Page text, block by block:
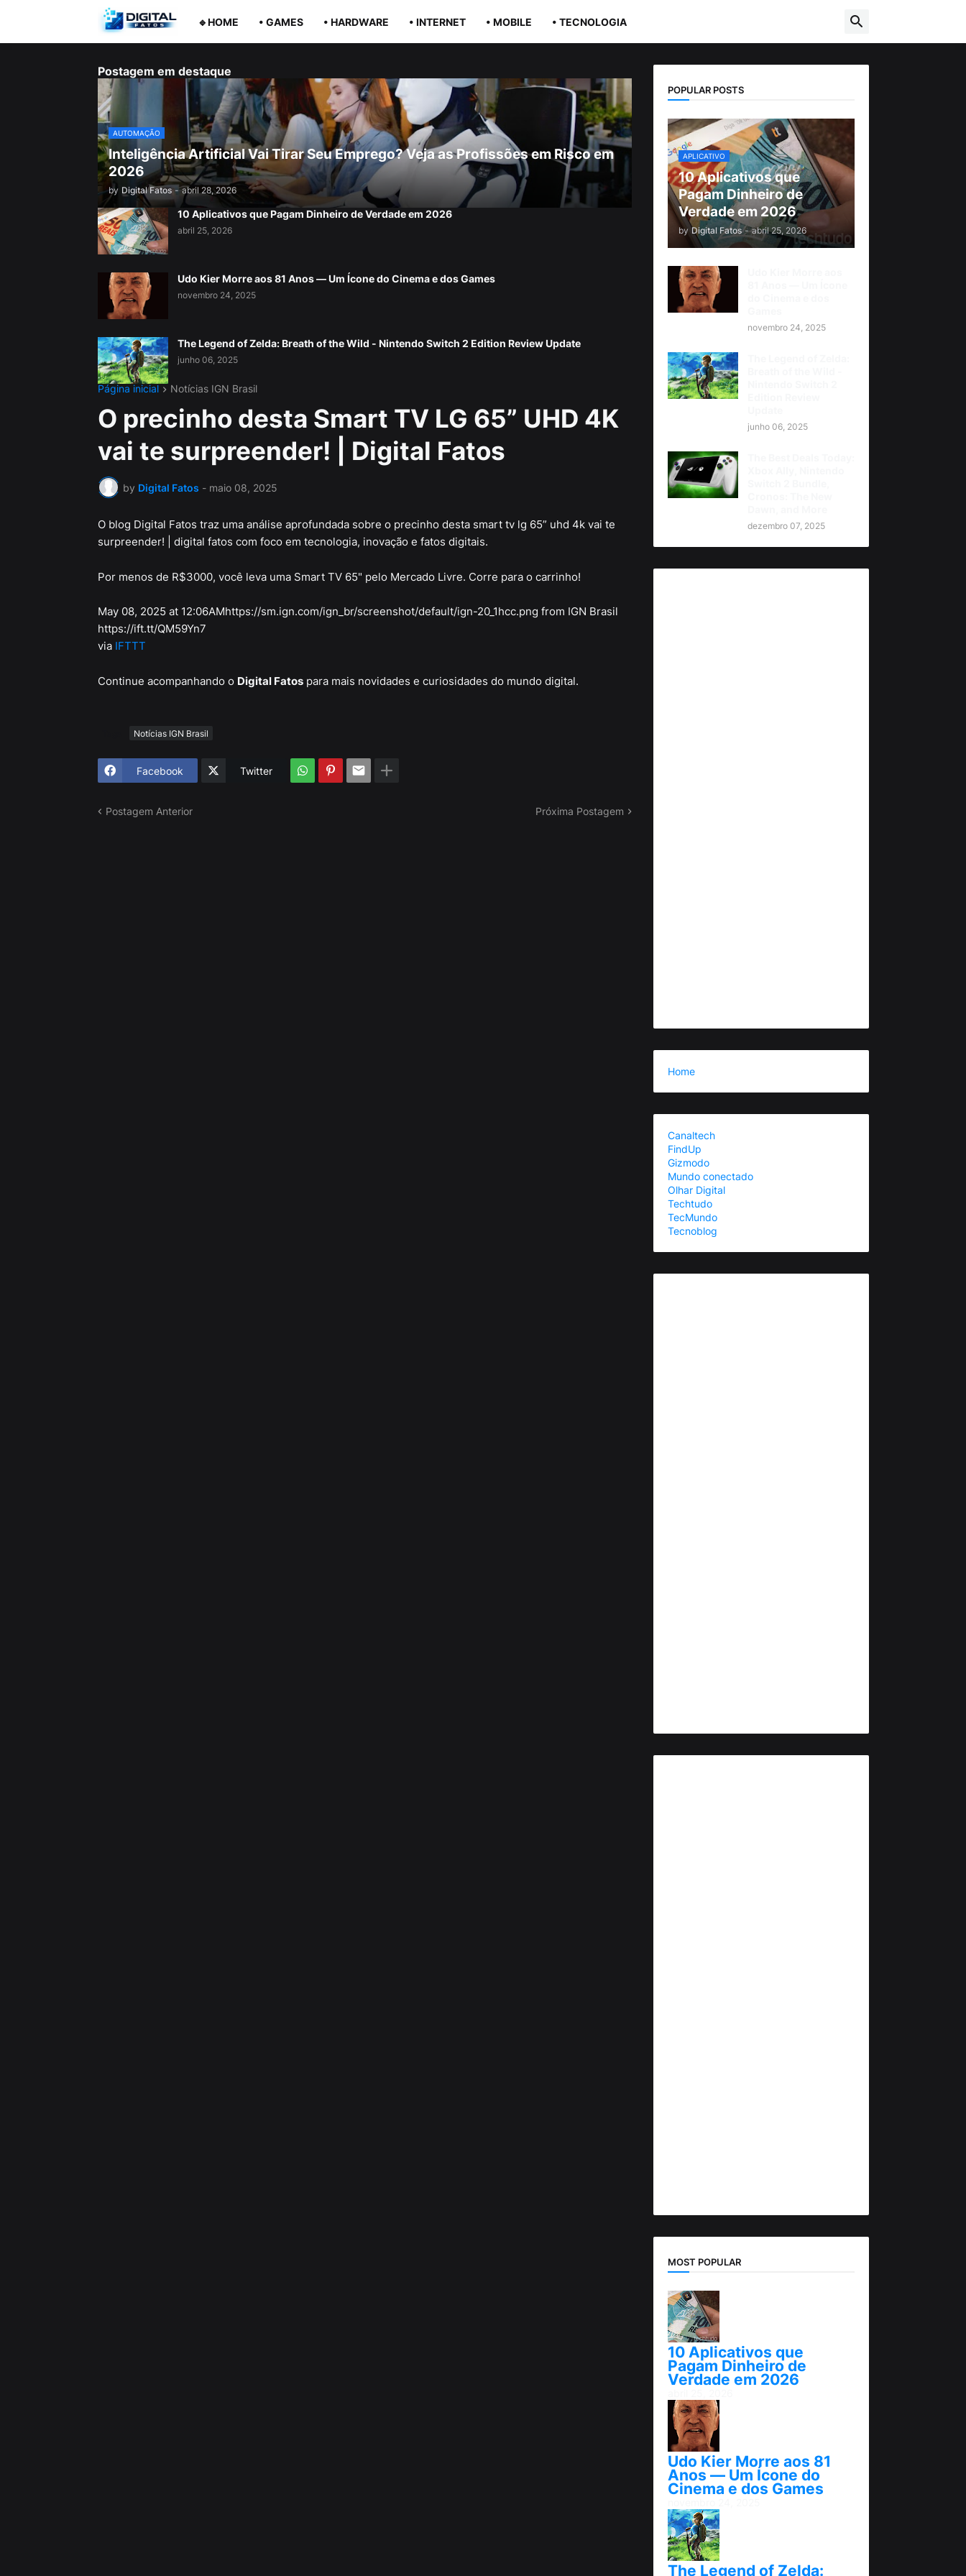
🔹HOME • GAMES • HARDWARE • INTERNET • MOBILE • TECNOLOGIA
Postagem em destaque
AUTOMAÇÃO
Inteligência Artificial Vai Tirar Seu Emprego? Veja as Profissões em Risco em
2026
by Digital Fatos - abril 28, 2026
10 Aplicativos que Pagam Dinheiro de Verdade em 2026
abril 25, 2026
Udo Kier Morre aos 81 Anos — Um Ícone do Cinema e dos Games
novembro 24, 2025
The Legend of Zelda: Breath of the Wild - Nintendo Switch 2 Edition Review Update
junho 06, 2025
Página inicial Notícias IGN Brasil
O precinho desta Smart TV LG 65” UHD 4K
vai te surpreender! | Digital Fatos
by Digital Fatos - maio 08, 2025
O blog Digital Fatos traz uma análise aprofundada sobre o precinho desta smart tv lg 65” uhd 4k vai te
surpreender! | digital fatos com foco em tecnologia, inovação e fatos digitais.
Por menos de R$3000, você leva uma Smart TV 65" pelo Mercado Livre. Corre para o carrinho!
May 08, 2025 at 12:06AMhttps://sm.ign.com/ign_br/screenshot/default/ign-20_1hcc.png from IGN Brasil
https://ift.tt/QM59Yn7
via IFTTT
Continue acompanhando o Digital Fatospara mais novidades e curiosidades do mundo digital.
Notícias IGN Brasil
Facebook Twitter
Postagem Anterior Próxima Postagem
POPULAR POSTS
APLICATIVO
10 Aplicativos que
Pagam Dinheiro de
Verdade em 2026
by Digital Fatos - abril 25, 2026
novembro 24, 2025
junho 06, 2025
dezembro 07, 2025
Home
Canaltech
FindUp
Gizmodo
Mundo conectado
Olhar Digital
Techtudo
TecMundo
Tecnoblog
MOST POPULAR
10 Aplicativos que
Pagam Dinheiro de
Verdade em 2026
Udo Kier Morre aos 81
Anos — Um Ícone do
Cinema e dos Games
The Legend of Zelda: